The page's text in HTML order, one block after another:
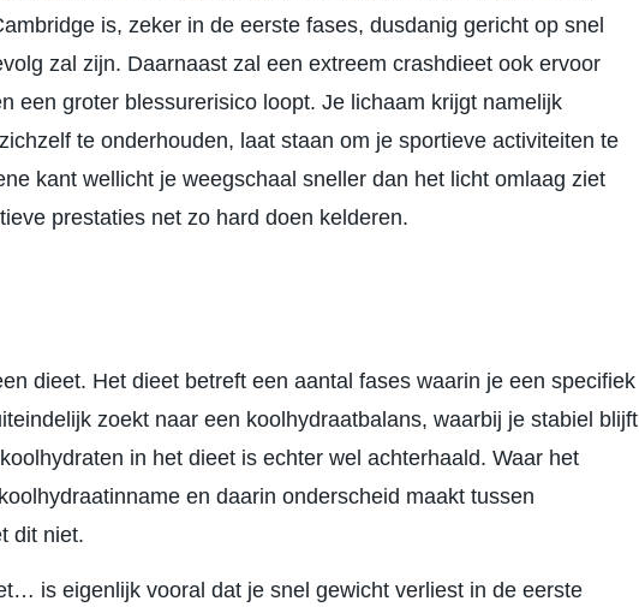
is, zeker in de eerste fases, dusdanig gericht op snel
zal zijn. Daarnaast zal een extreem crashdieet ook ervoor
een groter blessurerisico loopt. Je lichaam krijgt namelijk
te onderhouden, laat staan om je sportieve activiteiten te
kant wellicht je weegschaal sneller dan het licht omlaag ziet
prestaties net zo hard doen kelderen.
dieet. Het dieet betreft een aantal fases waarin je een specifiek
zoekt naar een koolhydraatbalans, waarbij je stabiel blijft
in het dieet is echter wel achterhaald. Waar het
en daarin onderscheid maakt tussen
dit niet.
is eigenlijk vooral dat je snel gewicht verliest in de eerste